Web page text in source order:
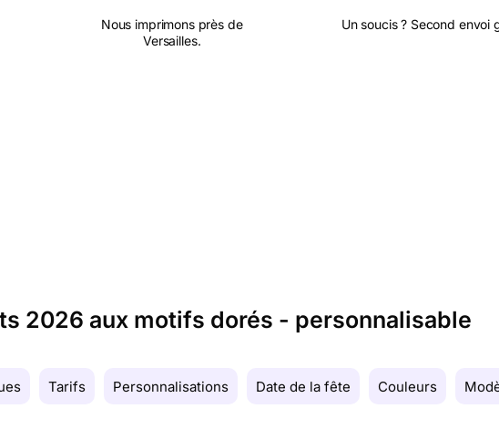
Nous imprimons près de
Versailles.
Un soucis ? Second envoi
2026 aux motifs dorés - personnalisable
Tarifs Personnalisations Date de la fête Couleurs